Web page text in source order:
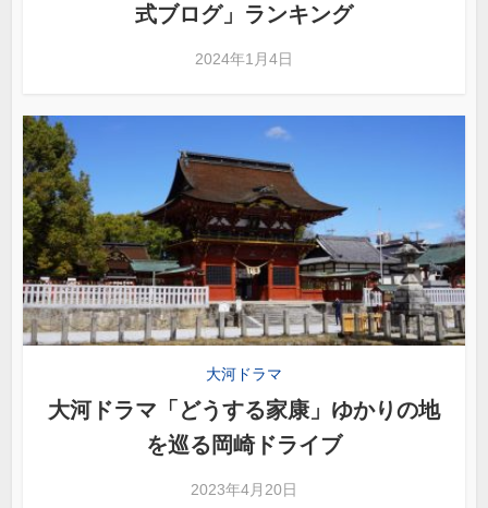
式ブログ」ランキング
2024年1月4日
大河ドラマ
大河ドラマ「どうする家康」ゆかりの地
を巡る岡崎ドライブ
2023年4月20日